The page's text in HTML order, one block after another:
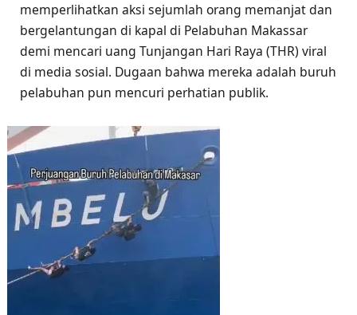
memperlihatkan aksi sejumlah orang memanjat dan
bergelantungan di kapal di Pelabuhan Makassar
demi mencari uang Tunjangan Hari Raya (THR) viral
di media sosial. Dugaan bahwa mereka adalah buruh
pelabuhan pun mencuri perhatian publik.